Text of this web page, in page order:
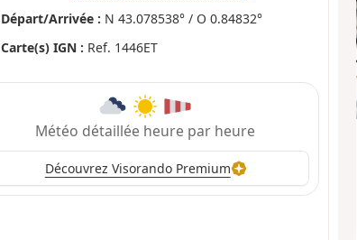
Départ/Arrivée : N 43.078538° / O 0.84832°
Carte(s) IGN : Ref. 1446ET
Météo détaillée heure par heure
Découvrez Visorando Premium